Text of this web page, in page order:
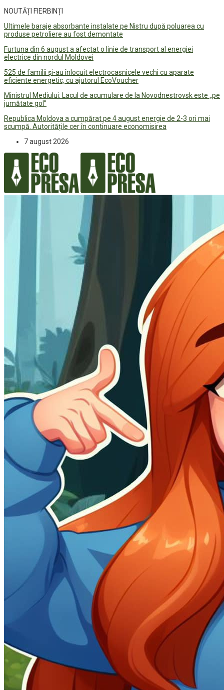
NOUTĂȚI FIERBINȚI
Ultimele baraje absorbante instalate pe Nistru după poluarea cu
produse petroliere au fost demontate
Furtuna din 6 august a afectat o linie de transport al energiei
electrice din nordul Moldovei
525 de familii și-au înlocuit electrocasnicele vechi cu aparate
eficiente energetic, cu ajutorul EcoVoucher
Ministrul Mediului: Lacul de acumulare de la Novodnestrovsk este „pe
jumătate gol”
Republica Moldova a cumpărat pe 4 august energie de 2-3 ori mai
scumpă. Autoritățile cer în continuare economisirea
7 august 2026